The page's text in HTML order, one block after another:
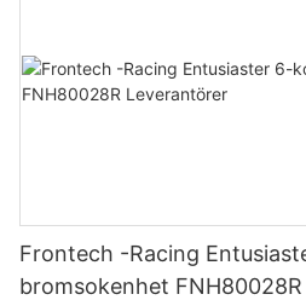
Frontech -Racing
bromsokenhet